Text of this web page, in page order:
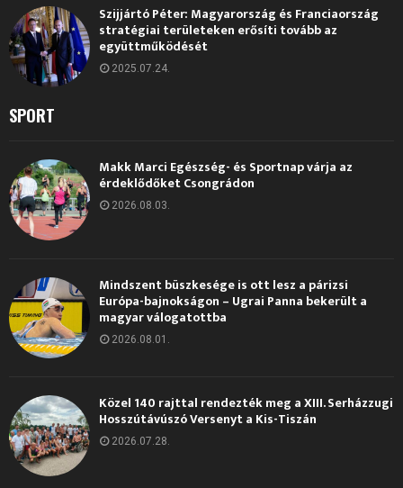
Szijjártó Péter: Magyarország és Franciaország
stratégiai területeken erősíti tovább az
együttműködését
2025.07.24.
SPORT
Makk Marci Egészség- és Sportnap várja az
érdeklődőket Csongrádon
2026.08.03.
Mindszent büszkesége is ott lesz a párizsi
Európa-bajnokságon – Ugrai Panna bekerült a
magyar válogatottba
2026.08.01.
Közel 140 rajttal rendezték meg a XIII. Serházzugi
Hosszútávúszó Versenyt a Kis-Tiszán
2026.07.28.